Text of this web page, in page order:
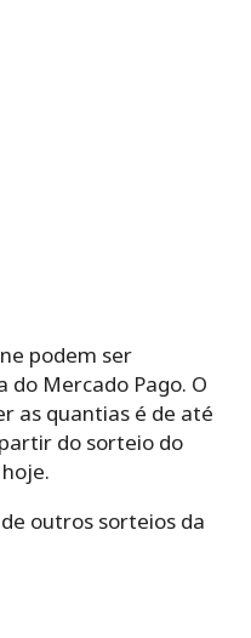
podem ser
Mercado Pago. O
as quantias é de até
do sorteio do
outros sorteios da